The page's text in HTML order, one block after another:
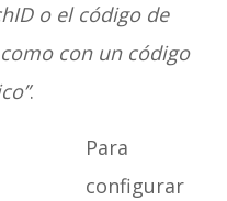
o el código de
con un código
.
Para
configurar